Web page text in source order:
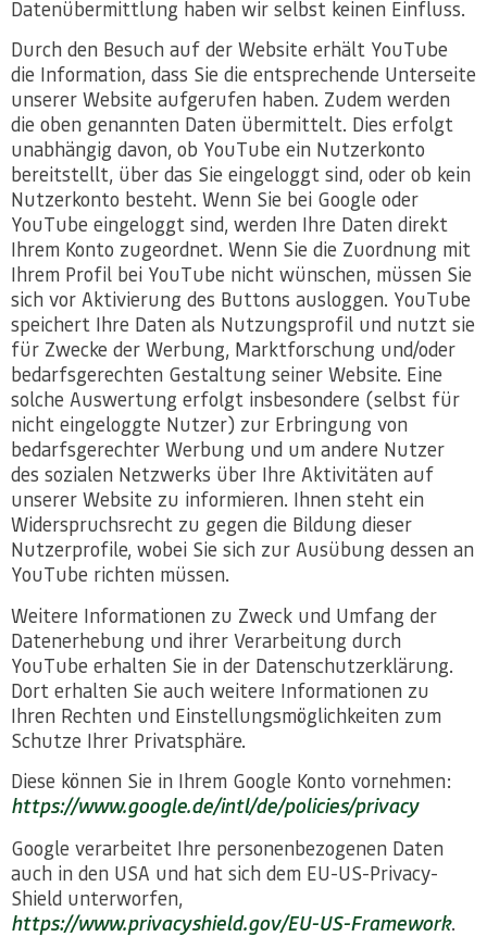
Datenübermittlung haben wir selbst keinen Einfluss.
Durch den Besuch auf der Website erhält YouTube
die Information, dass Sie die entsprechende Unterseite
unserer Website aufgerufen haben. Zudem werden
die oben genannten Daten übermittelt. Dies erfolgt
unabhängig davon, ob YouTube ein Nutzerkonto
bereitstellt, über das Sie eingeloggt sind, oder ob kein
Nutzerkonto besteht. Wenn Sie bei Google oder
YouTube eingeloggt sind, werden Ihre Daten direkt
Ihrem Konto zugeordnet. Wenn Sie die Zuordnung mit
Ihrem Profil bei YouTube nicht wünschen, müssen Sie
sich vor Aktivierung des Buttons ausloggen. YouTube
speichert Ihre Daten als Nutzungsprofil und nutzt sie
für Zwecke der Werbung, Marktforschung und/oder
bedarfsgerechten Gestaltung seiner Website. Eine
solche Auswertung erfolgt insbesondere (selbst für
nicht eingeloggte Nutzer) zur Erbringung von
bedarfsgerechter Werbung und um andere Nutzer
des sozialen Netzwerks über Ihre Aktivitäten auf
unserer Website zu informieren. Ihnen steht ein
Widerspruchsrecht zu gegen die Bildung dieser
Nutzerprofile, wobei Sie sich zur Ausübung dessen an
YouTube richten müssen.
Weitere Informationen zu Zweck und Umfang der
Datenerhebung und ihrer Verarbeitung durch
YouTube erhalten Sie in der Datenschutzerklärung.
Dort erhalten Sie auch weitere Informationen zu
Ihren Rechten und Einstellungsmöglichkeiten zum
Schutze Ihrer Privatsphäre.
Diese können Sie in Ihrem Google Konto vornehmen:
https://www.google.de/intl/de/policies/privacy
Google verarbeitet Ihre personenbezogenen Daten
auch in den USA und hat sich dem EU-US-Privacy-
Shield unterworfen,
https://www.privacyshield.gov/EU-US-Framework.